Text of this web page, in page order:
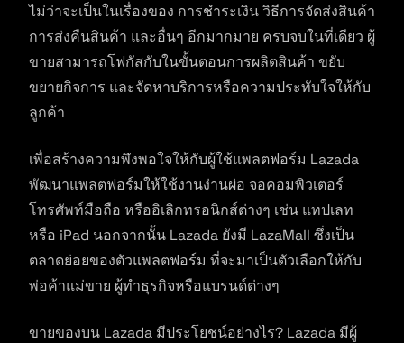
ไม่ว่าจะเป็นในเรื่องของ การชำระเงิน วิธีการจัดส่งสินค้า
การส่งคืนสินค้า และอื่นๆ อีกมากมาย ครบจบในที่เดียว ผู้
ขายสามารถโฟกัสกับในขั้นตอนการผลิตสินค้า ขยับ
ขยายกิจการ และจัดหาบริการหรือความประทับใจให้กับ
ลูกค้า
เพื่อสร้างความพึงพอใจให้กับผู้ใช้แพลตฟอร์ม Lazada
พัฒนาแพลตฟอร์มให้ใช้งานง่านผ่อ จอคอมพิวเตอร์
โทรศัพท์มือถือ หรืออิเลิกทรอนิกส์ต่างๆ เช่น แทปเลท
หรือ iPad นอกจากนั้น Lazada ยังมี LazaMall ซึ่งเป็น
ตลาดย่อยของตัวแพลตฟอร์ม ที่จะมาเป็นตัวเลือกให้กับ
พ่อค้าแม่ขาย ผู้ทำธุรกิจหรือแบรนด์ต่างๆ
ขายของบน Lazada มีประโยชน์อย่างไร? Lazada มีผู้